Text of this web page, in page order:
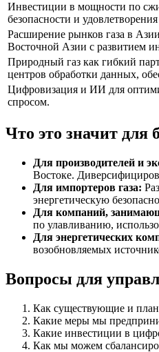
Инвестиции в мощности по
безопасности и
Расширение рынков газа в
Восточной Азии с развитием
Природный газ как гибкий
центров обработки данных,
Цифровизация и ИИ для
спросом.
Что это значит для
Для производителей и
Востоке.
Для импортеров газа:
энергетическую
Для компаний,
по улавливанию,
Для энергетических
возобновляемых
Вопросы для
Как существующие и
Какие меры мы
Какие инвестиции в
Как мы можем